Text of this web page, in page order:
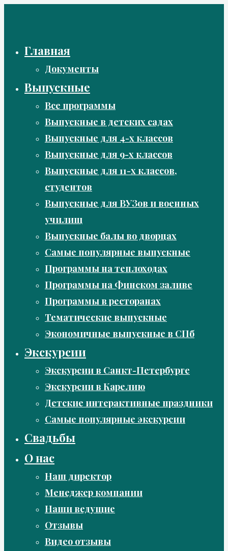
Главная
Документы
Выпускные
Все программы
Выпускные в детских садах
Выпускные для 4-х классов
Выпускные для 9-х классов
Выпускные для 11-х классов,
студентов
Выпускные для ВУЗов и военных
училищ
Выпускные балы во дворцах
Самые популярные выпускные
Программы на теплоходах
Программы на Финском заливе
Программы в ресторанах
Тематические выпускные
Экономичные выпускные в СПб
Экскурсии
Экскурсии в Санкт-Петербурге
Экскурсии в Карелию
Детские интерактивные праздники
Самые популярные экскурсии
Свадьбы
О нас
Наш директор
Менеджер компании
Наши ведущие
Отзывы
Видео отзывы